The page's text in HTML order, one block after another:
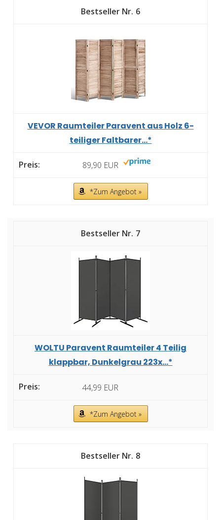
6
VEVOR Raumteiler Paravent aus Holz 6-
teiliger Faltbarer...*
89,90 EUR
*Zum Angebot »
7
WOLTU Paravent Raumteiler 4 Teilig
klappbar, Dunkelgrau 223x...*
44,99 EUR
*Zum Angebot »
8